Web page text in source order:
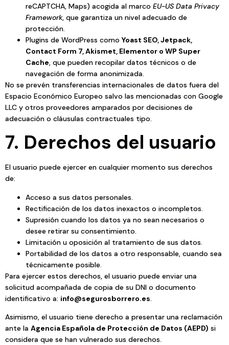
reCAPTCHA, Maps) acogida al marco EU-US Data Privacy
Framework, que garantiza un nivel adecuado de
protección.
Plugins de WordPress como Yoast SEO, Jetpack,
Contact Form 7, Akismet, Elementor o WP Super
Cache, que pueden recopilar datos técnicos o de
navegación de forma anonimizada.
No se prevén transferencias internacionales de datos fuera del
Espacio Económico Europeo salvo las mencionadas con Google
LLC y otros proveedores amparados por decisiones de
adecuación o cláusulas contractuales tipo.
7. Derechos del usuario
El usuario puede ejercer en cualquier momento sus derechos
de:
Acceso a sus datos personales.
Rectificación de los datos inexactos o incompletos.
Supresión cuando los datos ya no sean necesarios o
desee retirar su consentimiento.
Limitación u oposición al tratamiento de sus datos.
Portabilidad de los datos a otro responsable, cuando sea
técnicamente posible.
Para ejercer estos derechos, el usuario puede enviar una
solicitud acompañada de copia de su DNI o documento
identificativo a: info@segurosborrero.es
Asimismo, el usuario tiene derecho a presentar una reclamación
ante la Agencia Española de Protección de Datos (AEPD) si
considera que se han vulnerado sus derechos.